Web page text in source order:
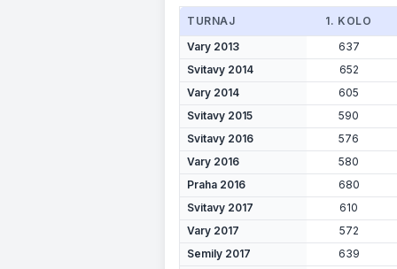
TURNAJ
1. KOLO
Vary 2013
637
Svitavy 2014
652
Vary 2014
605
Svitavy 2015
590
Svitavy 2016
576
Vary 2016
580
Praha 2016
680
Svitavy 2017
610
Vary 2017
572
Semily 2017
639